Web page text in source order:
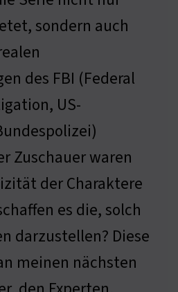
sondern auch
des FBI (Federal
US-
Zuschauer waren
der Charaktere
es die, solch
darzustellen? Diese
meinen nächsten